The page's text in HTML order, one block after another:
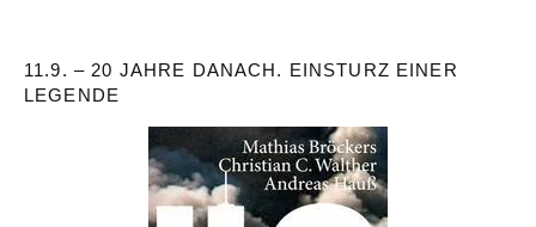
11.9. – 20 JAHRE DANACH. EINSTURZ EINER
LEGENDE